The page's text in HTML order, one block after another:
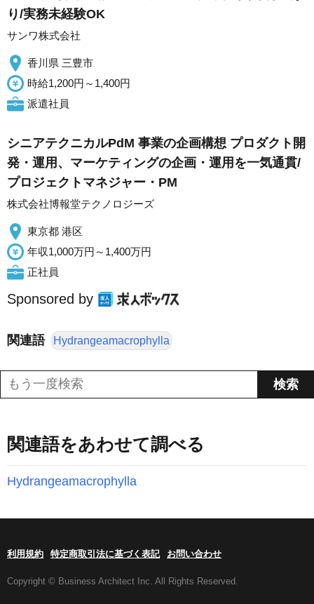
り/実務未経験OK
サンワ株式会社
香川県 三豊市
時給1,200円～1,400円
派遣社員
シニアテクニカルPdM 事業の企画構想 プロダクト開
発・運用、マーケティングの企画・運用を一気通貫/
プロジェクトマネジャー・PM
株式会社博報堂テクノロジーズ
東京都 港区
年収1,000万円～1,400万円
正社員
Sponsored by
関連語 Hydrangeamacrophylla
関連語をあわせて調べる
Hydrangeamacrophylla
利用規約 特定商取引法に基づく表記 お問い合わせ
Copyright © Business Architect Inc. All Rights Reserved.